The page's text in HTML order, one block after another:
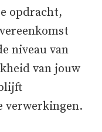
opdracht,
niveau van
van jouw
verwerkingen.